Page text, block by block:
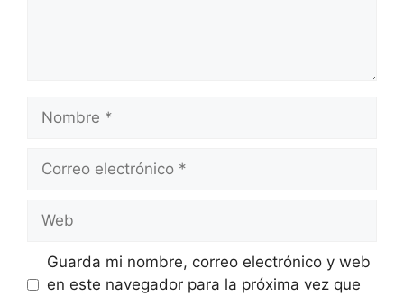
Nombre
Correo
Web
Guarda mi nombre, correo electrónico y web
en este navegador para la próxima vez que